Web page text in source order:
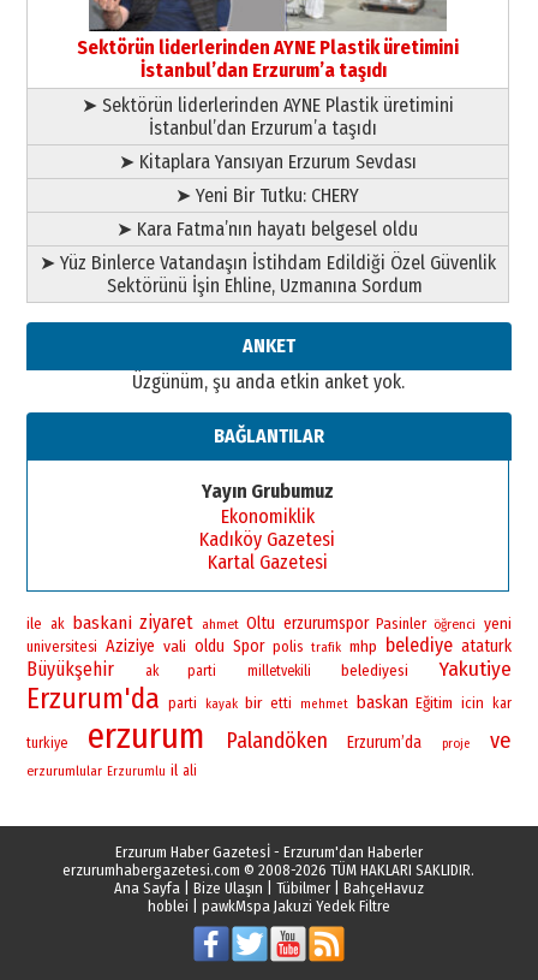
Bir fotoğraf, bir şehir, bir
gazeteci… Dizginler kimin
elinde?
A. Berhan Yılmaz
BİR BÖLÜM DEĞİL, BİR ÖMÜR
SEÇİYORSUNUZ… “NEDEN
ATATÜRK ÜNİVERSİTESİ?”
28 Temmuz 2026 Salı
Ahmet Gökhan YAZICI
Ahmed Yesevi’den bir Alperen…
”Reisimiz” idi… Hakka yürüdü.!
26 Mart 2026 Perşembe
gönül adamı Faruk Terzioğlu!
Başkan Sekmen’den Erzurum’a
bir vizyon proje daha!
02 Ağustos 2026 Pazar
Sektörün liderlerinden AYNE Plastik üretimini
İstanbul’dan Erzurum’a taşıdı
➤ Sektörün liderlerinden AYNE Plastik üretimini
İstanbul’dan Erzurum’a taşıdı
➤ Kitaplara Yansıyan Erzurum Sevdası
➤ Yeni Bir Tutku: CHERY
➤ Kara Fatma’nın hayatı belgesel oldu
➤ Yüz Binlerce Vatandaşın İstihdam Edildiği Özel Güvenlik
Sektörünü İşin Ehline, Uzmanına Sordum
ANKET
Üzgünüm, şu anda etkin anket yok.
BAĞLANTILAR
Yayın Grubumuz
Ekonomiklik
Kadıköy Gazetesi
Kartal Gazetesi
ile ak baskani ziyaret ahmet Oltu erzurumspor Pasinler öğrenci yeni
universitesi Aziziye vali oldu Spor polis trafik mhp belediye ataturk
Büyükşehir ak parti milletvekili belediyesi Yakutiye
Erzurum'da parti kayak bir etti mehmet baskan Eğitim icin kar
turkiye erzurum Palandöken Erzurum’da proje ve
erzurumlular Erzurumlu il ali
Erzurum Haber Gazetesİ - Erzurum'dan Haberler
erzurumhabergazetesi.com © 2008-2026 TÜM HAKLARI SAKLIDIR.
Ana Sayfa
Bize Ulaşın Tübilmer| BahçeHavuz
hoblei
pawkMspa Jakuzi Yedek Filtre